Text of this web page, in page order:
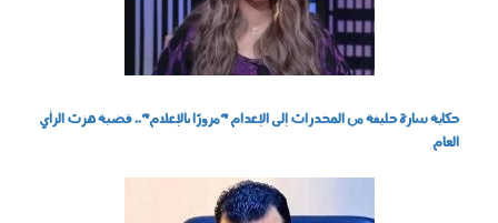
حكاية سارة خليفة من المخدرات إلى الإعدام "مرورًا بالإعلام".. قضية هزت الرأي
العام